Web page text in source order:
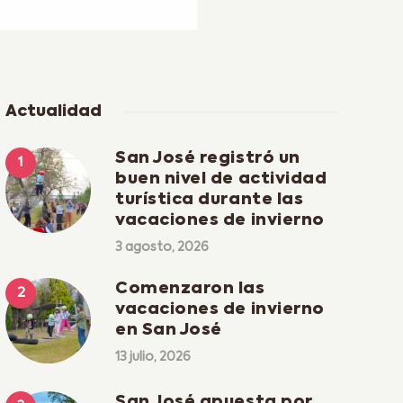
Actualidad
San José registró un
buen nivel de actividad
turística durante las
vacaciones de invierno
3 agosto, 2026
Comenzaron las
vacaciones de invierno
en San José
13 julio, 2026